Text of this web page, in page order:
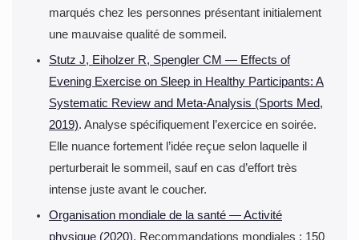
marqués chez les personnes présentant initialement
une mauvaise qualité de sommeil.
Stutz J, Eiholzer R, Spengler CM — Effects of
Evening Exercise on Sleep in Healthy Participants: A
Systematic Review and Meta-Analysis (Sports Med,
2019). Analyse spécifiquement l’exercice en soirée.
Elle nuance fortement l’idée reçue selon laquelle il
perturberait le sommeil, sauf en cas d’effort très
intense juste avant le coucher.
Organisation mondiale de la santé — Activité
physique (2020). Recommandations mondiales : 150